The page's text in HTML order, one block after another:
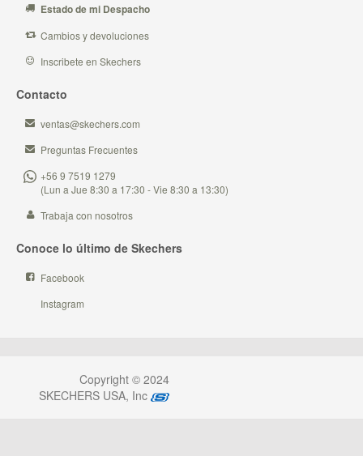
Estado de mi Despacho
Cambios y devoluciones
Inscribete en Skechers
Contacto
ventas@skechers.com
Preguntas Frecuentes
+56 9 7519 1279
(Lun a Jue 8:30 a 17:30 - Vie 8:30 a 13:30)
Trabaja con nosotros
Conoce lo último de Skechers
Facebook
Instagram
Copyright © 2024
SKECHERS USA, Inc